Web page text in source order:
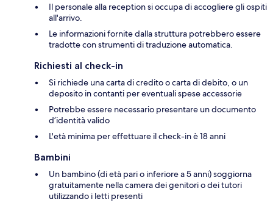
Il personale alla reception si occupa di accogliere gli ospiti
all'arrivo.
Le informazioni fornite dalla struttura potrebbero essere
tradotte con strumenti di traduzione automatica.
Richiesti al check-in
Si richiede una carta di credito o carta di debito, o un
deposito in contanti per eventuali spese accessorie
Potrebbe essere necessario presentare un documento
d’identità valido
L'età minima per effettuare il check-in è 18 anni
Bambini
Un bambino (di età pari o inferiore a 5 anni) soggiorna
gratuitamente nella camera dei genitori o dei tutori
utilizzando i letti presenti